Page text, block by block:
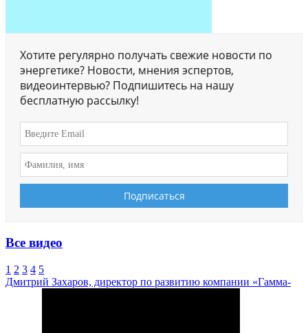
Хотите регулярно получать свежие новости по
энергетике? Новости, мнения эспертов,
видеоинтервью? Подпишитесь на нашу
бесплатную рассылку!
Все видео
1 2 3 4 5
Дмитрий Захаров, директор по развитию компании «Гамма-